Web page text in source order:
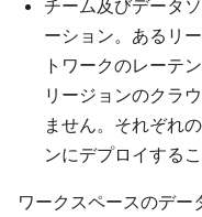
チーム及びデータ
ーション。あるリ
トワークのレーテ
リージョンのクラ
ません。それぞれ
ンにデプロイする
ワークスペースのデー